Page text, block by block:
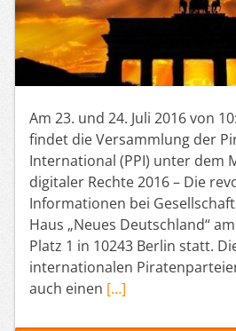
Am 23. und 24. Juli 2016 von
findet die Versammlung der
International (PPI) unter dem
digitaler Rechte 2016 – Die
Informationen bei
Haus „Neues Deutschland“
Platz 1 in 10243 Berlin statt.
internationalen
auch einen […]